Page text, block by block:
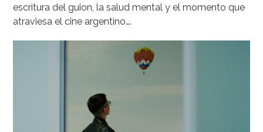
escritura del guion, la salud mental y el momento que
atraviesa el cine argentino….